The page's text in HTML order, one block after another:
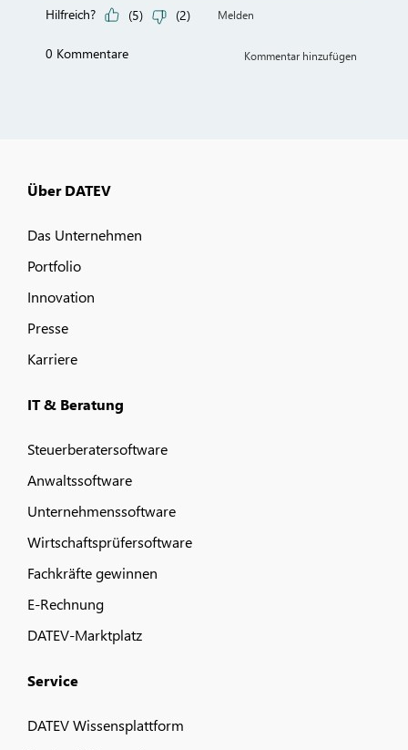
Über DATEV
Das Unternehmen
Portfolio
Innovation
Presse
Karriere
IT & Beratung
Steuerberatersoftware
Anwaltssoftware
Unternehmenssoftware
Wirtschaftsprüfersoftware
Fachkräfte gewinnen
E-Rechnung
DATEV-Marktplatz
Service
DATEV Wissensplattform